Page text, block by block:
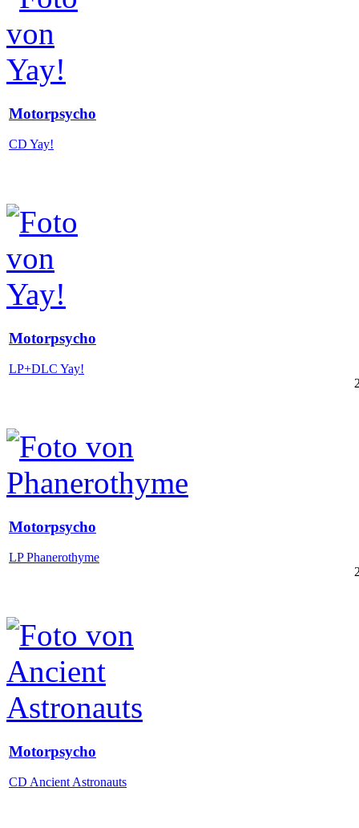
Motorpsycho
CD Yay!
Motorpsycho
LP+DLC Yay!
Motorpsycho
LP Phanerothyme
Motorpsycho
CD Ancient Astronauts